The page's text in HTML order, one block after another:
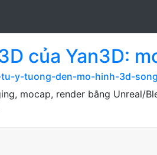
của Yan3D:
y-tuong-den-mo-hinh-3d-
mocap, render bằng Unreal/